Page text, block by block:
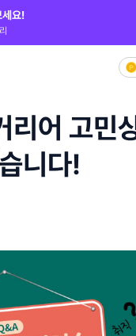
세요!
어 고민
니다!